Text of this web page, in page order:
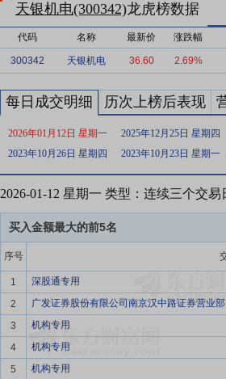
天银机电(300342)龙虎榜数据
代码 名称 最新价 涨跌幅
300342 天银机电 36.60 2.69%
每日成交明细 历次上榜后表现
2026年01月12日 星期一 2025年12月25日 星期四
2023年10月26日 星期四
2023年10月23日 星期一
2026-01-12 星期一 类型：连续三个交
买入金额最大的前5名
序号
1
深股通专用
2
广发证券股份有限公司南京汉中路证券营业部
3
机构专用
4
机构专用
5
机构专用